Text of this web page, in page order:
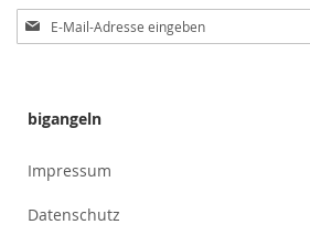
Anmeldung
zum
bigangeln
Impressum
Datenschutz